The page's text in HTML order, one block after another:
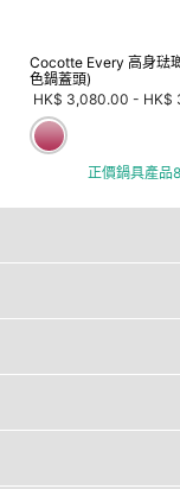
Cocotte Every 高身琺
色鍋蓋頭)
HK$ 3,080.00 - HK$
正價鍋具產品